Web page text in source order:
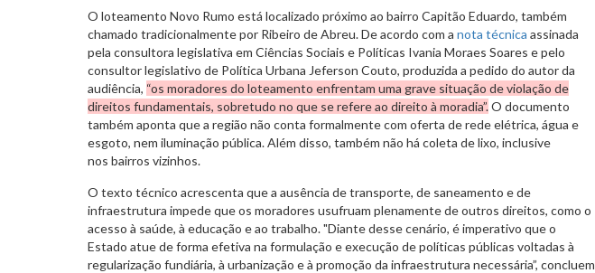
O loteamento Novo Rumo está localizado próximo ao bairro Capitão Eduardo, também
chamado tradicionalmente por Ribeiro de Abreu. De acordo com a nota técnica assinada
pela consultora legislativa em Ciências Sociais e Políticas Ivania Moraes Soares e pelo
consultor legislativo de Política Urbana Jeferson Couto, produzida a pedido do autor da
audiência, “os moradores do loteamento enfrentam uma grave situação de violação de
direitos fundamentais, sobretudo no que se refere ao direito à moradia”.O documento
também aponta que a região não conta formalmente com oferta de rede elétrica, água e
esgoto, nem iluminação pública. Além disso, também não há coleta de lixo, inclusive
nos bairros vizinhos.
O texto técnico acrescenta que a ausência de transporte, de saneamento e de
infraestrutura impede que os moradores usufruam plenamente de outros direitos, como o
acesso à saúde, à educação e ao trabalho. "Diante desse cenário, é imperativo que o
Estado atue de forma efetiva na formulação e execução de políticas públicas voltadas à
regularização fundiária, à urbanização e à promoção da infraestrutura necessária”, concluem